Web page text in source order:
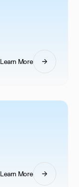
Learn More
Learn More